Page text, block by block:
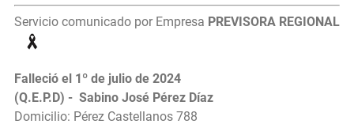
Servicio comunicado por Empresa PREVISORA REGIONAL
Falleció el 1º de julio de 2024
(Q.E.P.D) - Sabino José Pérez Díaz
Domicilio: Pérez Castellanos 788